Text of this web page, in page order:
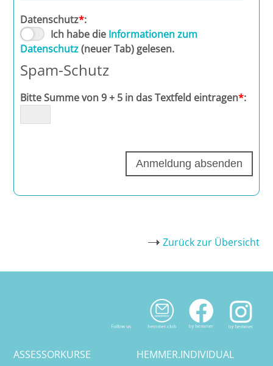
Datenschutz*:
Ich habe die Informationen zum
Datenschutz(neuer Tab) gelesen.
Spam-Schutz
Bitte Summe von 9 + 5 in das Textfeld eintragen*:
Zurück zur Übersicht
ASSESSORKURSE HEMMER.INDIVIDUAL
Regensburg
Rostock